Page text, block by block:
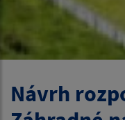
Návrh